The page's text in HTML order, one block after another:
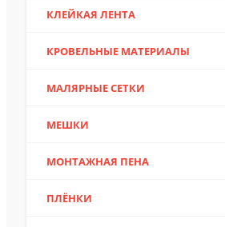
КЛЕЙКАЯ ЛЕНТА
КРОВЕЛЬНЫЕ МАТЕРИАЛЫ
МАЛЯРНЫЕ СЕТКИ
МЕШКИ
МОНТАЖНАЯ ПЕНА
ПЛЁНКИ